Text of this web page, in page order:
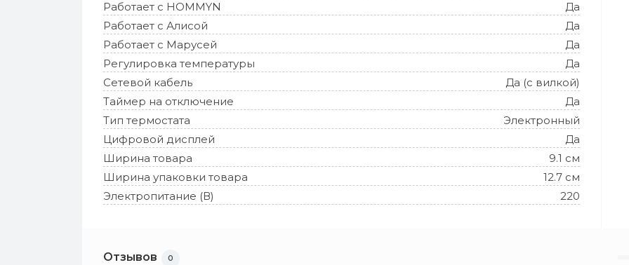
Работает с HOMMYN
Да
Работает с Алисой
Да
Работает с Марусей
Да
Регулировка температуры
Да
Сетевой кабель
Да (с вилкой)
Таймер на отключение
Да
Тип термостата
Электронный
Цифровой дисплей
Да
Ширина товара
9.1 см
Ширина упаковки товара
12.7 см
Электропитание (В)
220
Отзывов 0